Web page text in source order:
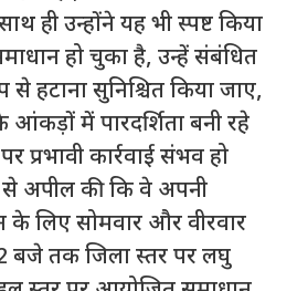
ही उन्होंने यह भी स्पष्ट किया
हो चुका है, उन्हें संबंधित
हटाना सुनिश्चित किया जाए,
में पारदर्शिता बनी रहे
प्रभावी कार्रवाई संभव हो
अपील की कि वे अपनी
लिए सोमवार और वीरवार
बजे तक जिला स्तर पर लघु